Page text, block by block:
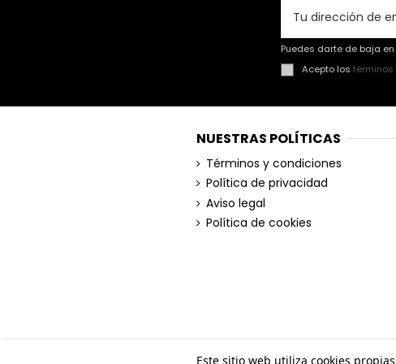
Puedes darte de baja
Acepto los términos
NUESTRAS POLÍTICAS
Términos y condiciones
Política de privacidad
Aviso legal
Política de cookies
Este sitio web utiliza cookies